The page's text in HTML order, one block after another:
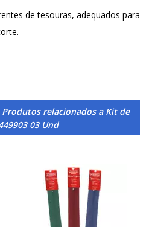
de tesouras, adequados para
Produtos relacionados a Kit de
03 Und